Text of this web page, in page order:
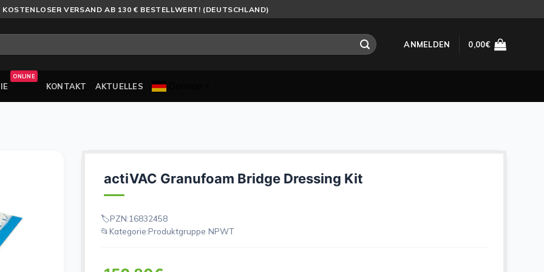
KOSTENLOSER VERSAND AB 130 € BESTELLWERT! (DEUTSCHLAND)
ANMELDEN 0,00€
ONLINE
KONTAKT AKTUELLES
actiVAC Granufoam Bridge Dressing Kit
PZN:16832458
Kategorie:Produktgruppe NPWT